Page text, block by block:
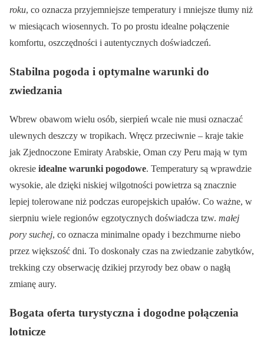
roku, co oznacza przyjemniejsze temperatury i mniejsze tłumy niż
w miesiącach wiosennych. To po prostu idealne połączenie
komfortu, oszczędności i autentycznych doświadczeń.
Stabilna pogoda i optymalne warunki do
zwiedzania
Wbrew obawom wielu osób, sierpień wcale nie musi oznaczać
ulewnych deszczy w tropikach. Wręcz przeciwnie – kraje takie
jak Zjednoczone Emiraty Arabskie, Oman czy Peru mają w tym
okresie idealne warunki pogodowe. Temperatury są wprawdzie
wysokie, ale dzięki niskiej wilgotności powietrza są znacznie
lepiej tolerowane niż podczas europejskich upałów. Co ważne, w
sierpniu wiele regionów egzotycznych doświadcza tzw. małej
pory suchej, co oznacza minimalne opady i bezchmurne niebo
przez większość dni. To doskonały czas na zwiedzanie zabytków,
trekking czy obserwację dzikiej przyrody bez obaw o nagłą
zmianę aury.
Bogata oferta turystyczna i dogodne połączenia
lotnicze